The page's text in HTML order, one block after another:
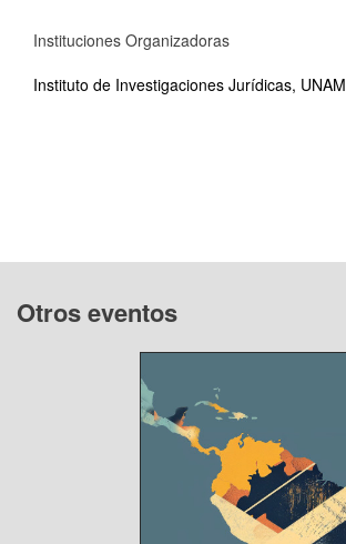
Instituciones Organizadoras
Instituto de Investigaciones Jurídicas, UNAM
Otros eventos